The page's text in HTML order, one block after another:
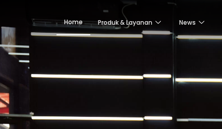
Home Produk & Layanan News